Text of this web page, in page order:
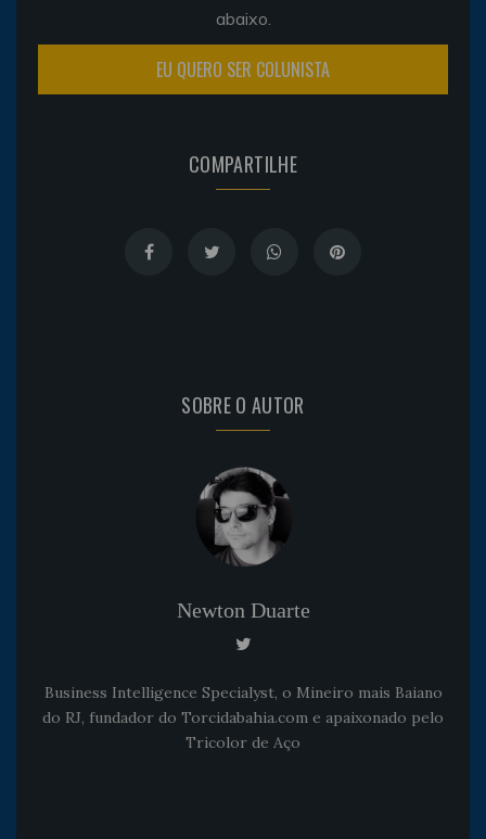
abaixo.
EU QUERO SER COLUNISTA
COMPARTILHE
SOBRE O AUTOR
Newton Duarte
Business Intelligence Specialyst, o Mineiro mais Baiano
do RJ, fundador do Torcidabahia.com e apaixonado pelo
Tricolor de Aço